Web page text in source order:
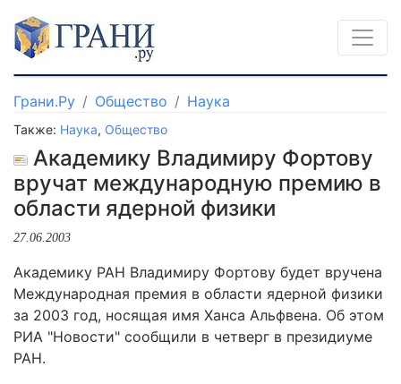
Грани.Ру Общество Наука
Также: Наука, Общество
Академику Владимиру Фортову
вручат международную премию в
области ядерной физики
27.06.2003
Академику РАН Владимиру Фортову будет вручена
Международная премия в области ядерной физики
за 2003 год, носящая имя Ханса Альфвена. Об этом
РИА "Новости" сообщили в четверг в президиуме
РАН.